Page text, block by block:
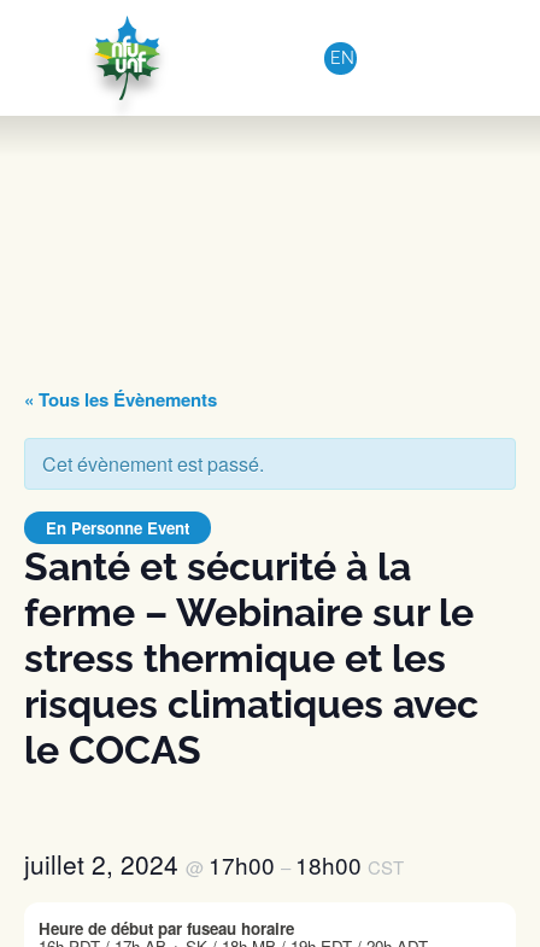
Aller au contenu
EN
« Tous les Évènements
Cet évènement est passé.
Santé et sécurité à la
ferme – Webinaire sur le
stress thermique et les
risques climatiques avec
le COCAS
En Personne Event
juillet 2, 2024 @ 17h00 – 18h00 CST
Heure de début par fuseau horaire